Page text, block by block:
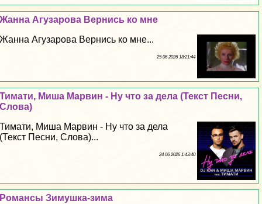
Жанна Агузарова Вернись ко мне
Жанна Агузарова Вернись ко мне...
25 06 2026 18:21:44
Тимати, Миша Марвин - Ну что за дела (Текст Песни,
Слова)
Тимати, Миша Марвин - Ну что за дела
(Текст Песни, Слова)...
24 06 2026 1:43:40
Романсы Зимушка-зима